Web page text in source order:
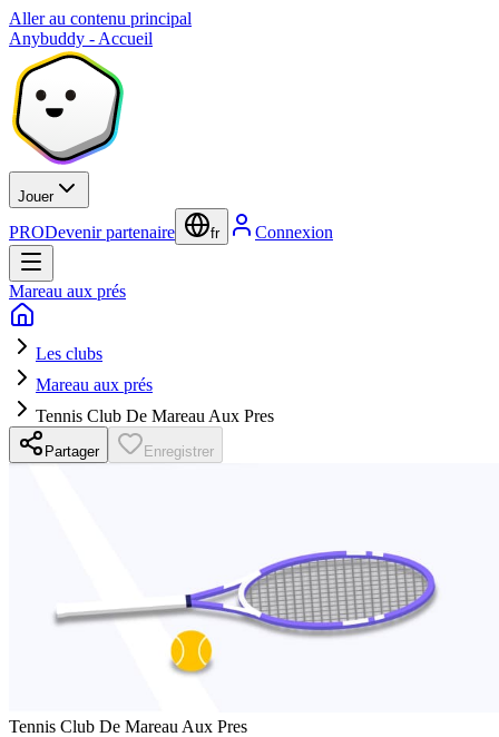
Aller au contenu principal
Anybuddy - Accueil
Jouer
PRODevenir partenaire fr Connexion
Mareau aux prés
Les clubs
Mareau aux prés
Tennis Club De Mareau Aux Pres
Partager Enregistrer
Tennis Club De Mareau Aux Pres